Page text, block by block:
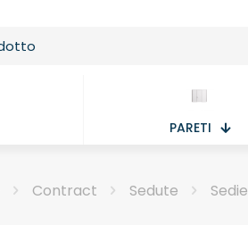
PARETI
Contract Sedute Sedie